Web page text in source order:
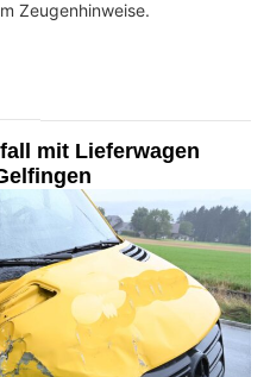
Zeugenhinweise.
mit Lieferwagen